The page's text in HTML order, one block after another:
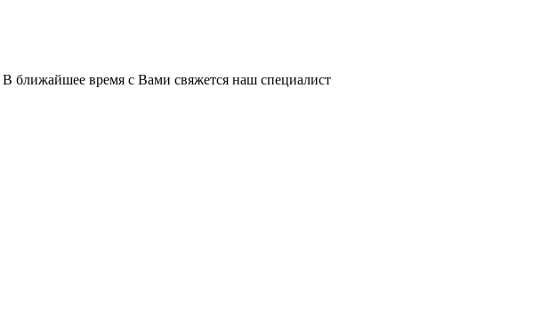
ближайшее время с Вами свяжется наш специалист